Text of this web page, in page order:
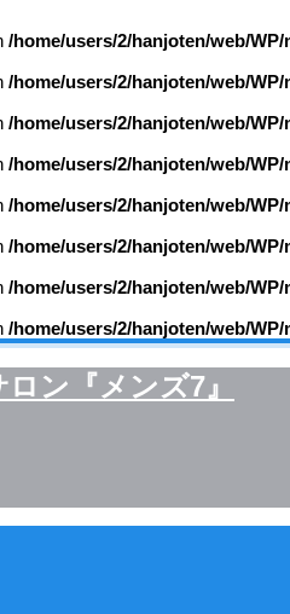
/home/users/2/hanjoten/web/
/home/users/2/hanjoten/web/
/home/users/2/hanjoten/web/
/home/users/2/hanjoten/web/
/home/users/2/hanjoten/web/
/home/users/2/hanjoten/web/
/home/users/2/hanjoten/web/
/home/users/2/hanjoten/web/